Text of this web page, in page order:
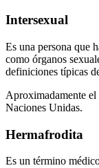
Intersexual
Es una persona que
como órganos
definiciones típicas
Aproximadamente el
Naciones Unidas.
Hermafrodita
Es un término